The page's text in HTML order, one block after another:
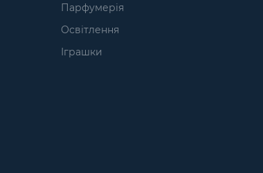
Парфумерія
Освітлення
Іграшки